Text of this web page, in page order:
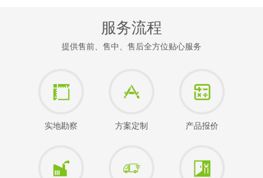
服务流程
提供售前、售中、售后全方位贴心服务
实地勘察 方案定制 产品报价